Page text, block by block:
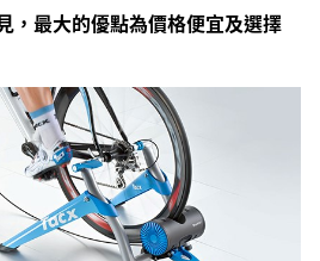
，最大的優點為價格便宜及選擇